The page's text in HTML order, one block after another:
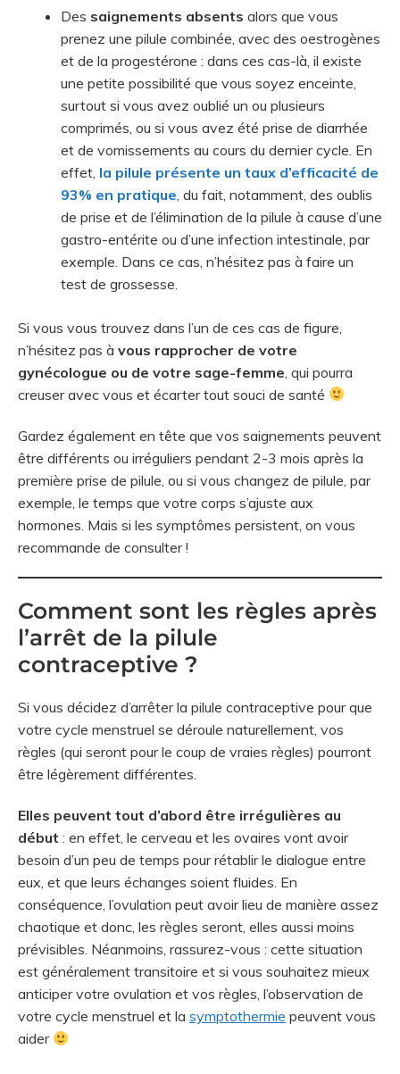
Des saignements absents alors que vous
prenez une pilule combinée, avec des oestrogènes
et de la progestérone : dans ces cas-là, il existe
une petite possibilité que vous soyez enceinte,
surtout si vous avez oublié un ou plusieurs
comprimés, ou si vous avez été prise de diarrhée
et de vomissements au cours du dernier cycle. En
effet, la pilule présente un taux d’efficacité de
93% en pratique , du fait, notamment, des oublis
de prise et de l’élimination de la pilule à cause d’une
gastro-entérite ou d’une infection intestinale, par
exemple. Dans ce cas, n’hésitez pas à faire un
test de grossesse.
Si vous vous trouvez dans l’un de ces cas de figure,
n’hésitez pas à vous rapprocher de votre
gynécologue ou de votre sage-femme , qui pourra
creuser avec vous et écarter tout souci de santé
Gardez également en tête que vos saignements peuvent
être différents ou irréguliers pendant 2-3 mois après la
première prise de pilule, ou si vous changez de pilule, par
exemple, le temps que votre corps s’ajuste aux
hormones. Mais si les symptômes persistent, on vous
recommande de consulter !
Comment sont les règles après
l’arrêt de la pilule
contraceptive ?
Si vous décidez d’arrêter la pilule contraceptive pour que
votre cycle menstruel se déroule naturellement, vos
règles (qui seront pour le coup de vraies règles) pourront
être légèrement différentes.
Elles peuvent tout d’abord être irrégulières au
début : en effet, le cerveau et les ovaires vont avoir
besoin d’un peu de temps pour rétablir le dialogue entre
eux, et que leurs échanges soient fluides. En
conséquence, l’ovulation peut avoir lieu de manière assez
chaotique et donc, les règles seront, elles aussi moins
prévisibles. Néanmoins, rassurez-vous : cette situation
est généralement transitoire et si vous souhaitez mieux
anticiper votre ovulation et vos règles, l’observation de
votre cycle menstruel et la symptothermie peuvent vous
aider